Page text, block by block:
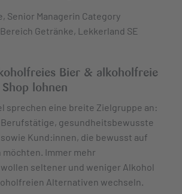
Senior Managerin Category
Getränke, Lekkerland SE
Bier & alkoholfreie
lohnen
sprechen eine breite Zielgruppe an:
gesundheitsbewusste
Kund:innen, die bewusst auf
Immer mehr
seltener und weniger Alkohol
Alternativen wechseln.